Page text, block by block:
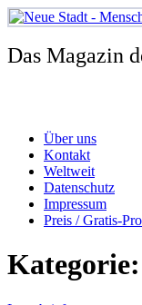
Zum
Inhalt
springen
Das Magazin
Über uns
Kontakt
Weltweit
Datenschutz
Impressum
Preis / Gratis-
Kategorie: